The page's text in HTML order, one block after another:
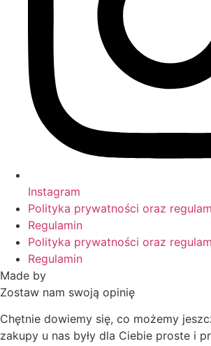
Instagram
Polityka prywatności oraz
Regulamin
Polityka prywatności oraz
Regulamin
Made by
Zostaw nam swoją opinię
Chętnie dowiemy się, co możemy
zakupy u nas były dla Ciebie proste i